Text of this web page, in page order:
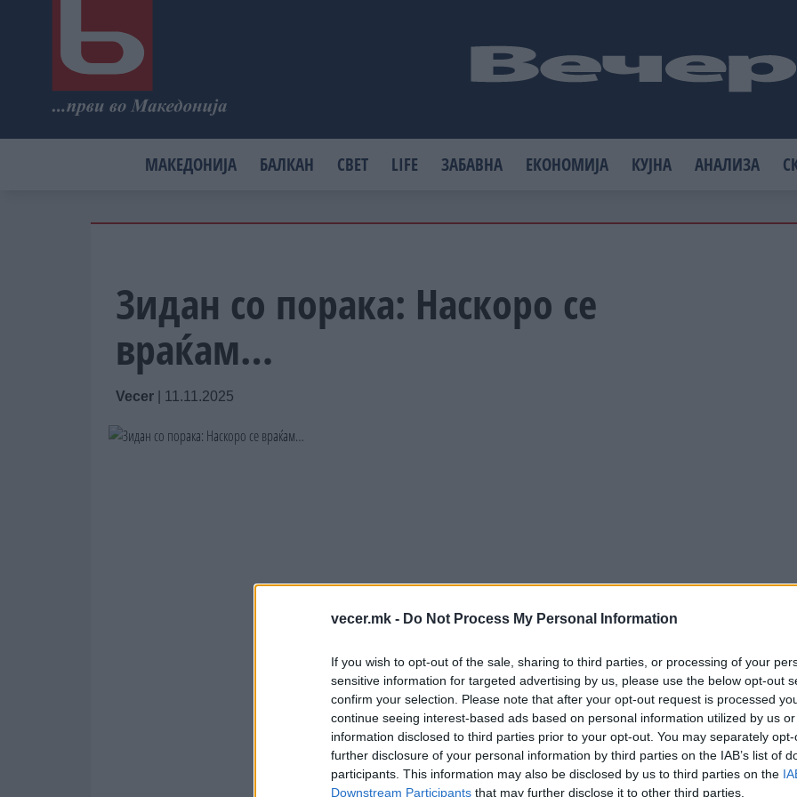
vecer.mk - Do Not Process My Personal Information
If you wish to opt-out of the sale, sharing to third parties, or processing of your
sensitive information for targeted advertising by us, please use the below opt-out
confirm your selection. Please note that after your opt-out request is processed
continue seeing interest-based ads based on personal information utilized by us
information disclosed to third parties prior to your opt-out. You may separately
further disclosure of your personal information by third parties on the IAB’s list of
participants. This information may also be disclosed by us to third parties on the
Downstream Participants that may further disclose it to other third parties.
МАКЕДОНИЈА БАЛКАН СВЕТ LIFE ЗАБАВНА ЕКОНОМИЈА КУЈНА АНАЛИЗА
Зидан со порака: Наскоро се
враќам…
Vecer 11.11.2025